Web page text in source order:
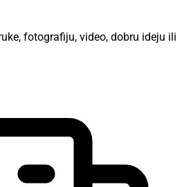
fotografiju, video, dobru ideju ili